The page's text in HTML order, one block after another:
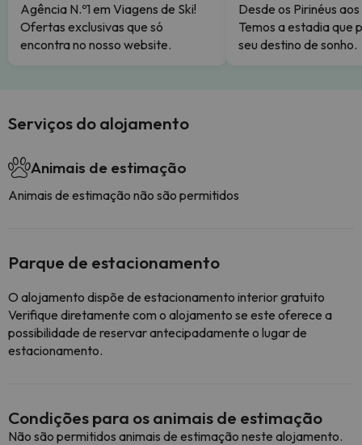
Agência N.º1 em Viagens de Ski!
Ofertas exclusivas que só
encontra no nosso website.
Desde os Pirinéus
Temos a estadia que
seu destino de sonho.
Serviços do alojamento
Animais de estimação
Animais de estimação não são permitidos
Parque de estacionamento
O alojamento dispõe de estacionamento interior gratuito
Verifique diretamente com o alojamento se este oferece a
possibilidade de reservar antecipadamente o lugar de
estacionamento.
Condições para os animais de estimação
Não são permitidos animais de estimação neste alojamento.